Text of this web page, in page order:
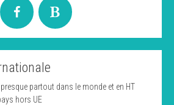
partout dans le monde et en HT
hors UE